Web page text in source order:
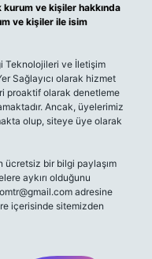
ve kişiler hakkında
ve kişiler ile isim
Teknolojileri ve İletişim
Sağlayıcı olarak hizmet
proaktif olarak denetleme
Ancak, üyelerimiz
olup, siteye üye olarak
ücretsiz bir bilgi paylaşım
aykırı olduğunu
adresine
içerisinde sitemizden